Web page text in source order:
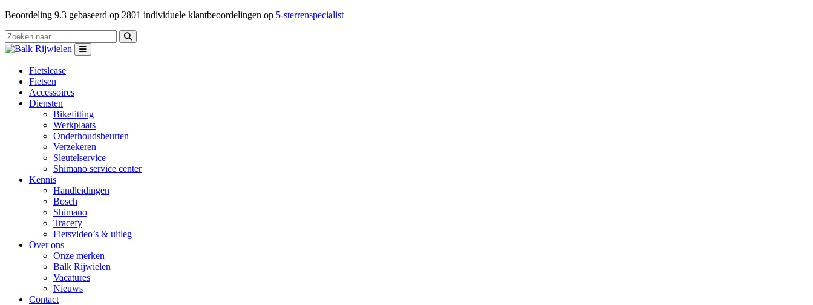
Beoordeling 9.3 gebaseerd op 2801 individuele klantbeoordelingen op 5-sterrenspecialist
Fietslease
Fietsen
Accessoires
Diensten
Bikefitting
Werkplaats
Onderhoudsbeurten
Verzekeren
Sleutelservice
Shimano service center
Kennis
Handleidingen
Bosch
Shimano
Tracefy
Fietsvideo’s & uitleg
Over ons
Onze merken
Balk Rijwielen
Vacatures
Nieuws
Contact